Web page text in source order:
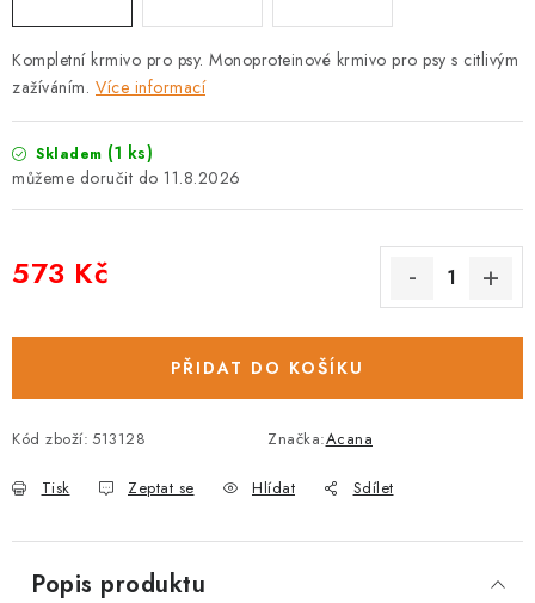
FAQ
Kompletní krmivo pro psy. Monoproteinové krmivo pro psy s citlivým
zažíváním. Více informací
Skladem (1 ks)
11.8.2026
573 Kč
PŘIDAT DO KOŠÍKU
Kód zboží: 513128 Značka:Acana
Tisk Zeptat se Hlídat Sdílet
Popis produktu